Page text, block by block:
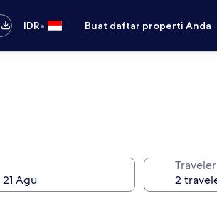
IDR• Buat daftar properti Anda
Traveler